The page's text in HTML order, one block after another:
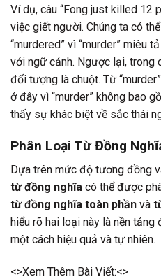
Ví dụ, câu “Fong just killed 12
việc giết người. Chúng ta có
“murdered” vì “murder” miêu
với ngữ cảnh. Ngược lại, trong
đối tượng là chuột. Từ
ở đây vì “murder” không bao
thấy sự khác biệt về sắc thái
Phân Loại Từ Đồng
Dựa trên mức độ tương đồng
từ đồng nghĩa có thể được
từ đồng nghĩa toàn phần và
hiểu rõ hai loại này là nền tảng
một cách hiệu quả và tự nhiên.
<>Xem Thêm Bài Viết:<>